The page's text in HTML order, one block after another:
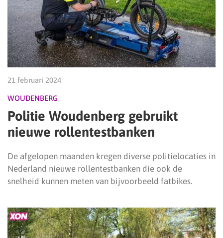
21 februari 2024
WOUDENBERG
Politie Woudenberg gebruikt
nieuwe rollentestbanken
De afgelopen maanden kregen diverse politielocaties in
Nederland nieuwe rollentestbanken die ook de
snelheid kunnen meten van bijvoorbeeld fatbikes.